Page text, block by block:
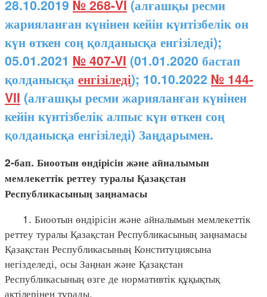
28.10.2019 № 268-VI (алғашқы ресми
жарияланған күнінен кейін күнтізбелік он
күн өткен соң қолданысқа енгізіледі);
05.01.2021 № 407-VI (01.01.2020 бастап
қолданысқа енгізіледі); 10.10.2022 № 144-
VII (алғашқы ресми жарияланған күнінен
кейін күнтізбелік алпыс күн өткен соң
қолданысқа енгізіледі) Заңдарымен.
2-бап. Биоотын өндірісін және айналымын
мемлекеттік реттеу туралы Қазақстан
Республикасының заңнамасы
1. Биоотын өндірісін және айналымын мемлекеттік
реттеу туралы Қазақстан Республикасының заңнамасы
Қазақстан Республикасының Конституциясына
негізделеді, осы Заңнан және Қазақстан
Республикасының өзге де нормативтік құқықтық
актілерінен тұрады.